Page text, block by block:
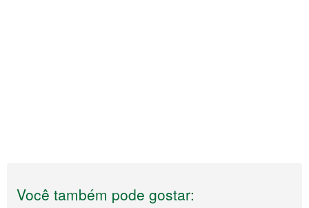
Você também pode gostar: